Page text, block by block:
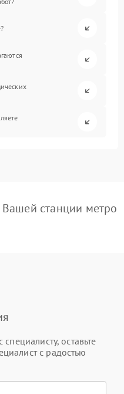
станции метро
оставьте
с радостью